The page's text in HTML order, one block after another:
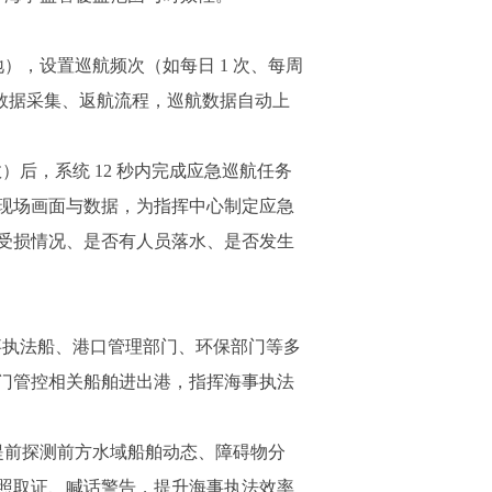
设置巡航频次（如每日 1 次、每周
采集、返航流程，巡航数据自动上
，系统 12 秒内完成应急巡航任务
场画面与数据，为指挥中心制定应急
损情况、是否有人员落水、是否发生
船、港口管理部门、环保部门等多
管控相关船舶进出港，指挥海事执法
探测前方水域船舶动态、障碍物分
取证、喊话警告，提升海事执法效率